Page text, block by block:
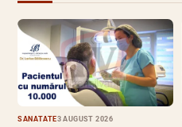
SĂNĂTATE3 AUGUST 2026